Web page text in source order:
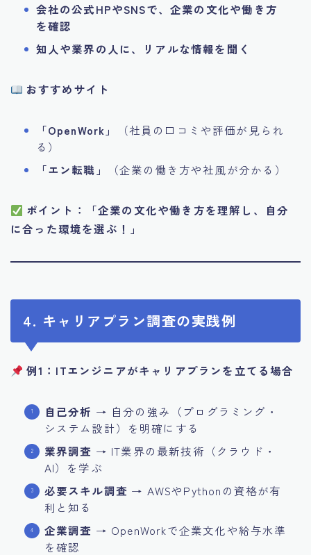
会社の公式HPやSNSで、企業の文化や働き方
を確認
知人や業界の人に、リアルな情報を聞く
おすすめサイト
「OpenWork」
（社員の口コミや評価が見られ
る）
「エン転職」
（企業の働き方や社風が分かる）
ポイント：「企業の文化や働き方を理解し、自分
に合った環境を選ぶ！」
4. キャリアプラン調査の実践例
例1：ITエンジニアがキャリアプランを立てる場合
自己分析 → 自分の強み（プログラミング・
システム設計）を明確にする
業界調査 → IT業界の最新技術（クラウド・
AI）を学ぶ
必要スキル調査 → AWSやPythonの資格が有
利と知る
企業調査 → OpenWorkで企業文化や給与水準
を確認